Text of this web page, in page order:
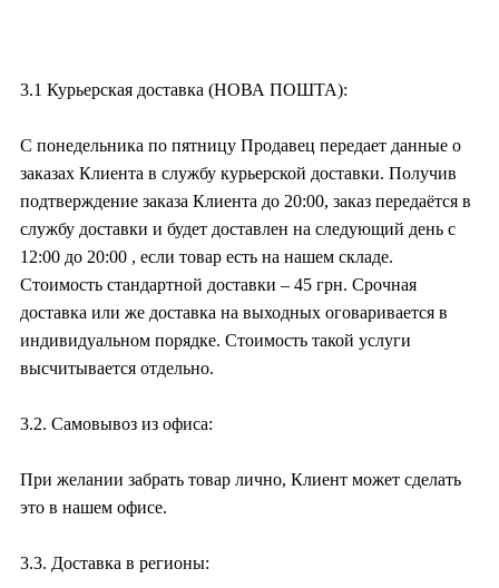
3.1 Курьерская доставка (НОВА ПОШТА):
С понедельника по пятницу Продавец передает данные о
заказах Клиента в службу курьерской доставки. Получив
подтверждение заказа Клиента до 20:00, заказ передаётся в
службу доставки и будет доставлен на следующий день с
12:00 до 20:00 , если товар есть на нашем складе.
Стоимость стандартной доставки – 45 грн. Срочная
доставка или же доставка на выходных оговаривается в
индивидуальном порядке. Стоимость такой услуги
высчитывается отдельно.
3.2. Самовывоз из офиса:
При желании забрать товар лично, Клиент может сделать
это в нашем офисе.
3.3. Доставка в регионы: